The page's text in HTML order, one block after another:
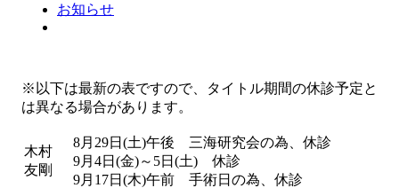
お知らせ
※以下は最新の表ですので、タイトル期間の休診予定と
は異なる場合があります。
木村
友剛
8月29日(土)午後 三海研究会の為、休診
9月4日(金)～5日(土) 休診
9月17日(木)午前 手術日の為、休診